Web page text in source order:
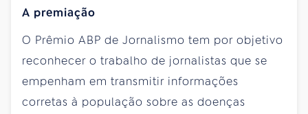
A premiação
O Prêmio ABP de Jornalismo tem por objetivo
reconhecer o trabalho de jornalistas que se
empenham em transmitir informações
corretas à população sobre as doenças